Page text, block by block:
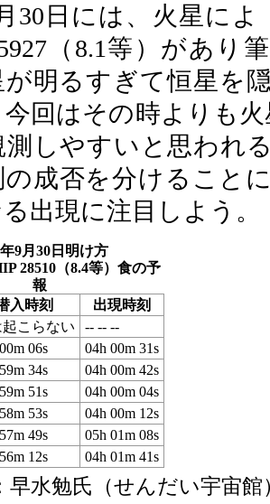
30日には、火星によ
（8.1等）があり
が明るすぎて恒星を
回はその時よりも
測しやすいと思われ
の成否を分けること
出現に注目しよう。
9月30日明け方
28510（8.4等）食の予
報
入時刻
出現時刻
こらない
-- -- --
06s
04h 00m 31s
34s
04h 00m 42s
51s
04h 00m 04s
53s
04h 00m 12s
49s
05h 01m 08s
12s 04h 01m 41s
早水勉氏（せんだい宇宙館